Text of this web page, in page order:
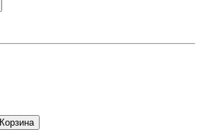
Корзина